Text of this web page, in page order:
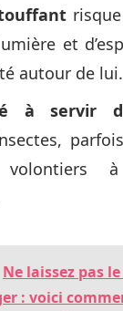
et
autour de lui.
à servir
volontiers
Ne laissez pas
: voici